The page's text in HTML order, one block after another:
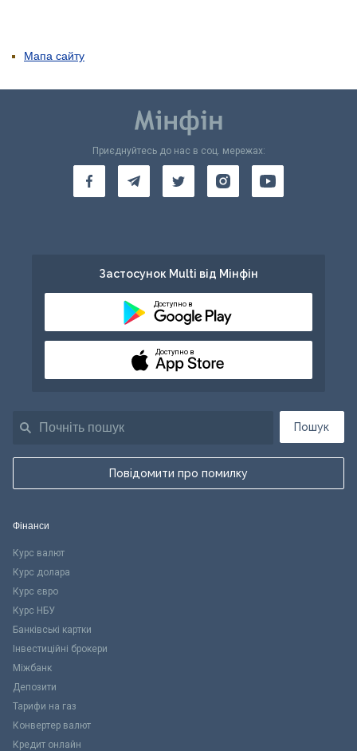
Мапа сайту
Пошук
Повідомити про помилку
Приєднуйтесь до нас в соц. мережах:
Застосунок Multi від Мінфін
Доступно в
Доступно в
Фінанси
Курс валют
Курс долара
Курс євро
Курс НБУ
Банківські картки
Інвестиційні брокери
Міжбанк
Депозити
Тарифи на газ
Конвертер валют
Кредит онлайн